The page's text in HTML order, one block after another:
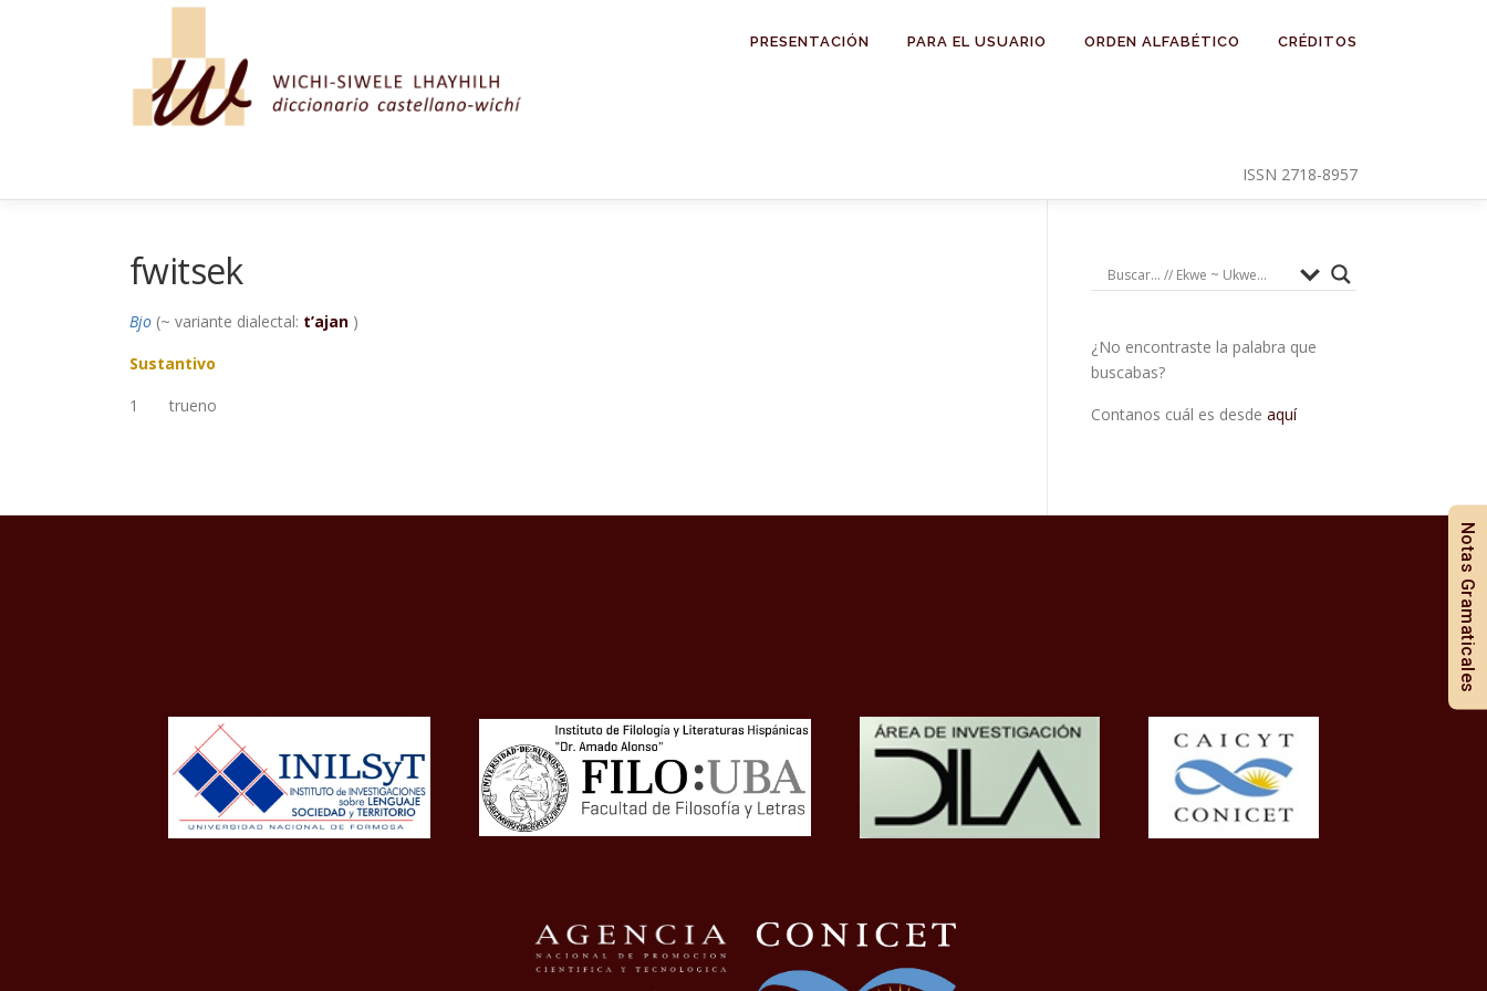
PRESENTACIÓN PARA EL USUARIO ORDEN ALFABÉTICO CRÉDITOS
ISSN 2718-8957
fwitsek
Bjo (~ variante dialectal: t’ajan )
Sustantivo
1
trueno
¿No encontraste la palabra que
buscabas?
Contanos cuál es desde aquí
Notas Gramaticales